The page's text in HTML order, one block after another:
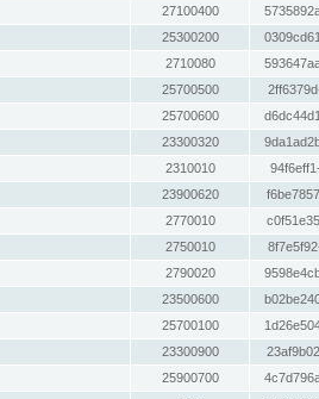
27100400
25300200
2710080
25700500
25700600
23300320
2310010
23900620
2770010
2750010
2790020
23500600
25700100
23300900
25900700